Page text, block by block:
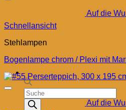
Products
search
Auf die
Schnellansicht
Stehlampen
Bogenlampe chrom / Plexi mit
Auf die